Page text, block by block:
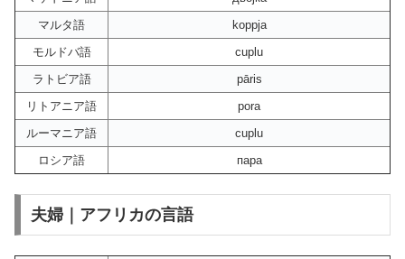
マルタ語
koppja
モルドバ語
cuplu
ラトビア語
pāris
リトアニア語
pora
ルーマニア語
cuplu
ロシア語
пара
夫婦｜アフリカの言語